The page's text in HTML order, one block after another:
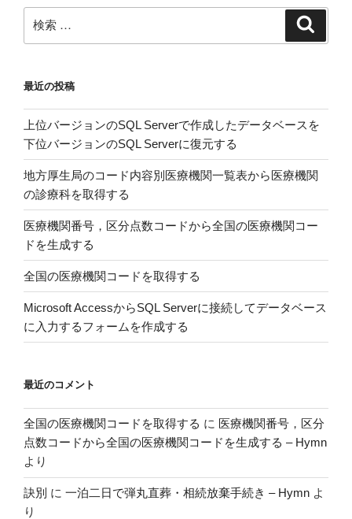
が…”
の
間
デ
を
イ
ン
ポ
ー
ト
す
る
(Beginning
Spatial
with
SQL
Server
2008)”
索:
最近の投稿
上位バージョンのSQL Serverで作成したデータベースを
下位バージョンのSQL Serverに復元する
地方厚生局のコード内容別医療機関一覧表から医療機関
の診療科を取得する
医療機関番号，区分点数コードから全国の医療機関コー
ドを生成する
全国の医療機関コードを取得する
Microsoft AccessからSQL Serverに接続してデータベース
に入力するフォームを作成する
最近のコメント
全国の医療機関コードを取得する に 医療機関番号，区分
点数コードから全国の医療機関コードを生成する – Hymn
より
訣別 に 一泊二日で弾丸直葬・相続放棄手続き – Hymn よ
り